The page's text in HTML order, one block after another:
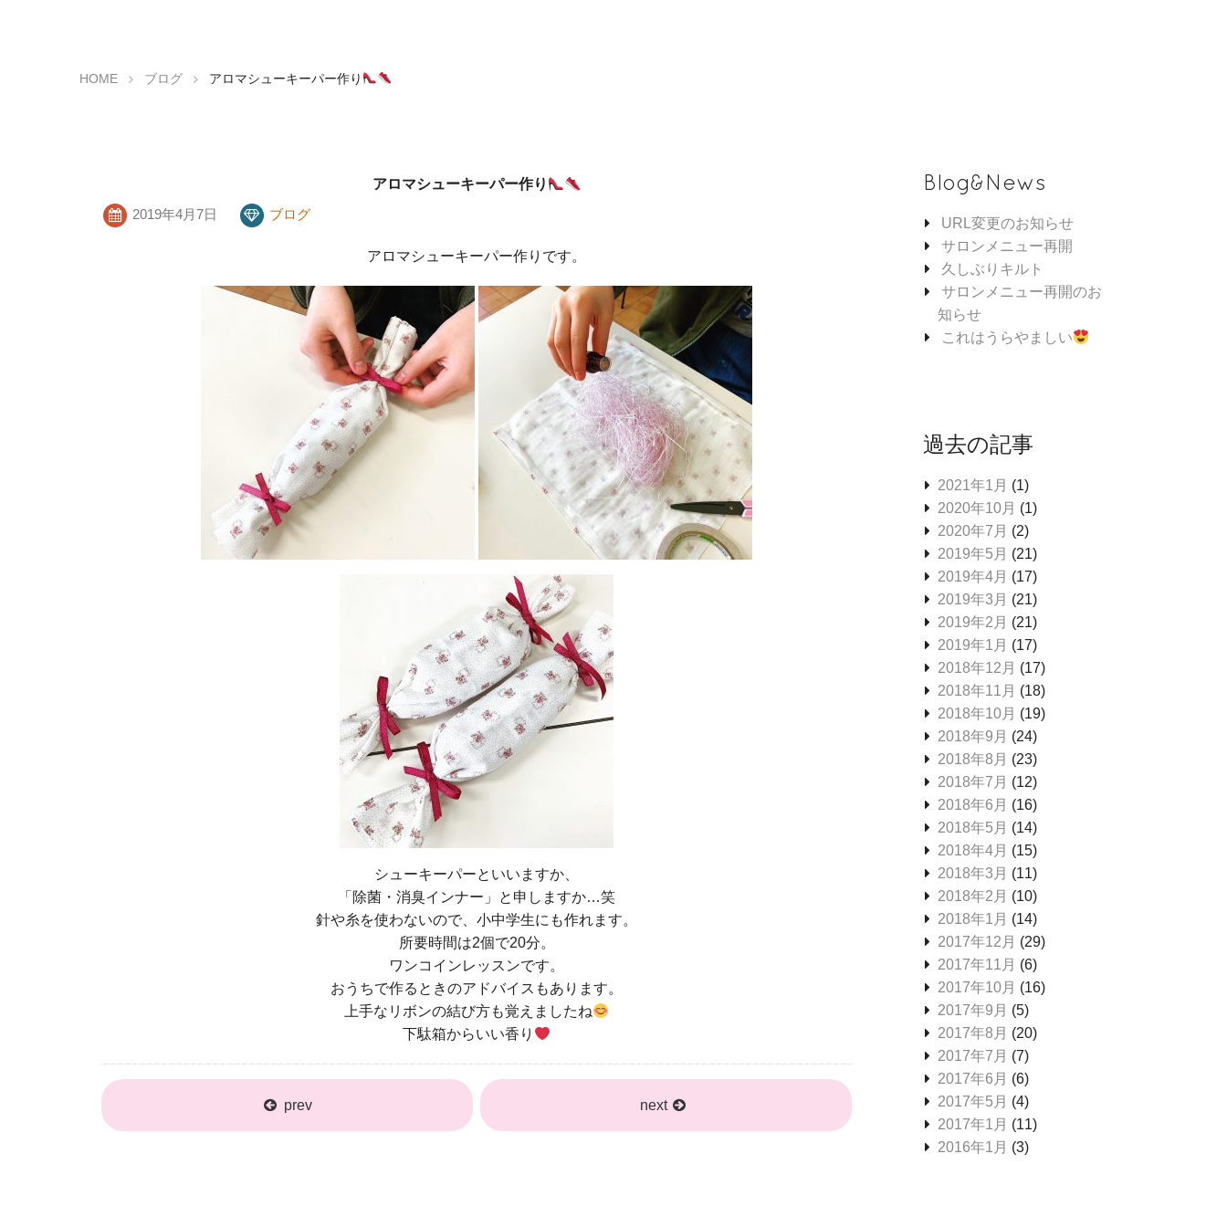
HOME ブログ アロマシューキーパー作り
アロマシューキーパー作り
2019年4月7日
ブログ
アロマシューキーパー作りです。
シューキーパーといいますか、
「除菌・消臭インナー」と申しますか…笑
針や糸を使わないので、小中学生にも作れます。
所要時間は2個で20分。
ワンコインレッスンです。
おうちで作るときのアドバイスもあります。
上手なリボンの結び方も覚えましたね
下駄箱からいい香り
prev next
Blog&News
URL変更のお知らせ
サロンメニュー再開
久しぶりキルト
サロンメニュー再開のお
知らせ
これはうらやましい
過去の記事
2021年1月 (1)
2020年10月 (1)
2020年7月 (2)
2019年5月 (21)
2019年4月 (17)
2019年3月 (21)
2019年2月 (21)
2019年1月 (17)
2018年12月 (17)
2018年11月 (18)
2018年10月 (19)
2018年9月 (24)
2018年8月 (23)
2018年7月 (12)
2018年6月 (16)
2018年5月 (14)
2018年4月 (15)
2018年3月 (11)
2018年2月 (10)
2018年1月 (14)
2017年12月 (29)
2017年11月 (6)
2017年10月 (16)
2017年9月 (5)
2017年8月 (20)
2017年7月 (7)
2017年6月 (6)
2017年5月 (4)
2017年1月 (11)
2016年1月 (3)